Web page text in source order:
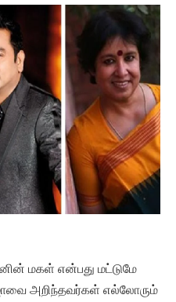
மகள் என்பது மட்டுமே
அறிந்தவர்கள் எல்லோரும்